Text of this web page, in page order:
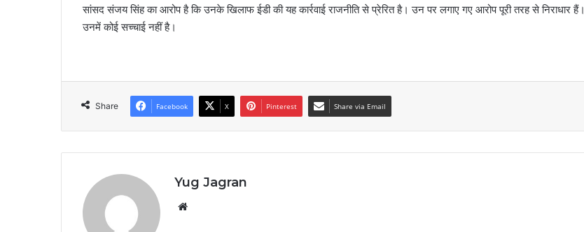
सांसद संजय सिंह का आरोप है कि उनके खिलाफ ईडी की यह कार्रवाई राजनीति से प्रेरित है। उन पर लगाए गए आरोप पूरी तरह से निराधार हैं।
उनमें कोई सच्चाई नहीं है।
Share Facebook X Pinterest Share via Email
Yug Jagran